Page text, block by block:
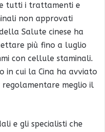
tutti i trattamenti e
non approvati
Salute cinese ha
più fino a luglio
con cellule staminali.
in cui la Cina ha avviato
meglio il
e gli specialisti che